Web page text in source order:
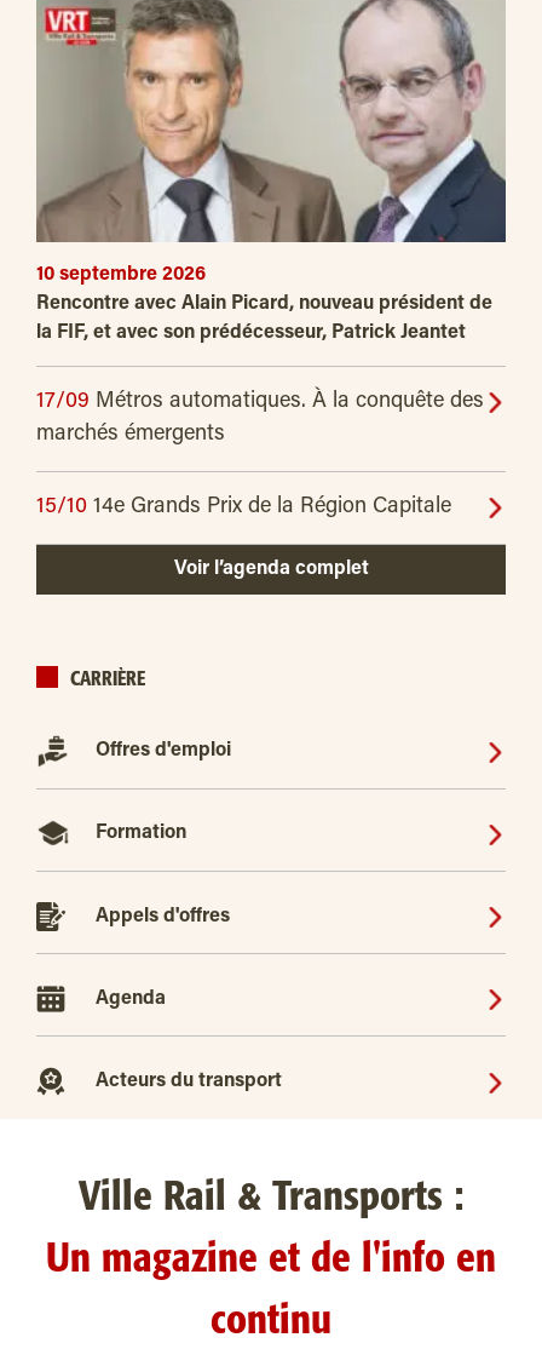
10 septembre 2026
Rencontre avec Alain Picard, nouveau président de
la FIF, et avec son prédécesseur, Patrick Jeantet
17/09 Métros automatiques. À la conquête des
marchés émergents
15/10 14e Grands Prix de la Région Capitale
Voir l’agenda complet
CARRIÈRE
Offres d'emploi
Formation
Appels d'offres
Agenda
Acteurs du transport
Ville Rail & Transports :
Un magazine et de l'info en
continu